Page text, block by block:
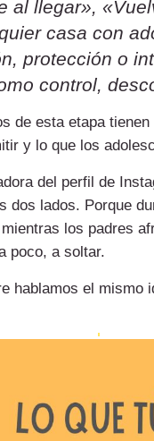
al llegar»,
casa con
protección o
control,
de esta etapa
y lo que los
del perfil de
dos lados. Porque
los padres
poco, a soltar.
hablamos el mismo